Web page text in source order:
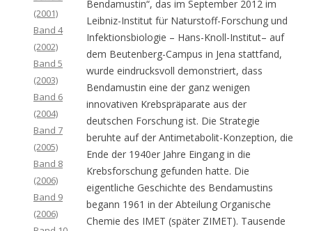
Bendamustin“, das im September 2012 im
Leibniz-Institut für Naturstoff-Forschung und
Infektionsbiologie – Hans-Knoll-Institut– auf
dem Beutenberg-Campus in Jena stattfand,
wurde eindrucksvoll demonstriert, dass
Bendamustin eine der ganz wenigen
innovativen Krebspräparate aus der
deutschen Forschung ist. Die Strategie
beruhte auf der Antimetabolit-Konzeption, die
Ende der 1940er Jahre Eingang in die
Krebsforschung gefunden hatte. Die
eigentliche Geschichte des Bendamustins
begann 1961 in der Abteilung Organische
Chemie des IMET (später ZIMET). Tausende
(2001)
Band 4
(2002)
Band 5
(2003)
Band 6
(2004)
Band 7
(2005)
Band 8
(2006)
Band 9
(2006)